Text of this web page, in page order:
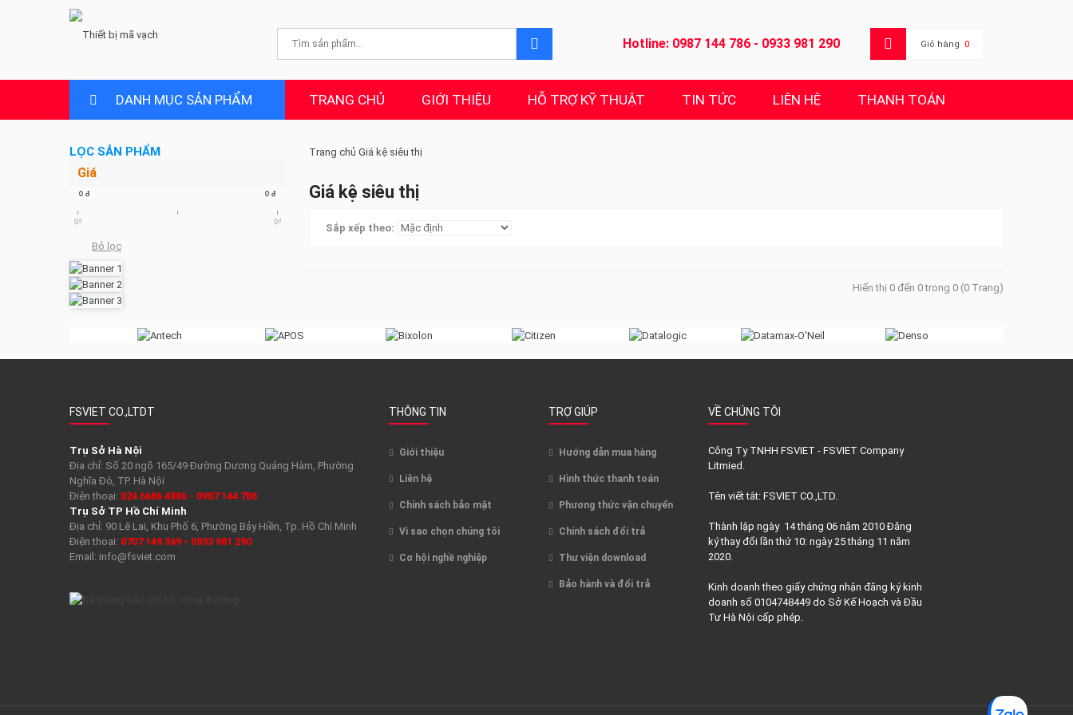
Hotline: 0987 144 786 - 0933 981 290 Giỏ hàng 0
TRANG CHỦ GIỚI THIỆU HỖ TRỢ KỸ THUẬT TIN TỨC LIÊN HỆ THANH TOÁN
DANH MỤC SẢN PHẨM
LỌC SẢN PHẨM
Giá
0 đ
0 đ
0₫ 0₫
Trang chủ Giá kệ siêu thị
Giá kệ siêu thị
Sắp xếp theo:
Hiển thị 0 đến 0 trong 0 (0 Trang)
FSVIET CO.,LTDT
Trụ Sở Hà Nội
Địa chỉ: Số 20 ngõ 165/49 Đường Dương Quảng Hàm, Phường
Nghĩa Đô, TP. Hà Nội
Điện thoại: 024 6686 4886 - 0987 144 786
Trụ Sở TP Hồ Chí Minh
Địa chỉ: 90 Lê Lai, Khu Phố 6, Phường Bảy Hiền, Tp. Hồ Chí Minh
Điện thoại: 0707 149 369 - 0933 981 290
Email: info@fsviet.com
THÔNG TIN
Giới thiệu
Liên hệ
Chính sách bảo mật
Vì sao chọn chúng tôi
Cơ hội nghề nghiệp
TRỢ GIÚP
Hướng dẫn mua hàng
Hình thức thanh toán
Phương thức vận chuyển
Chính sách đổi trả
Thư viện download
Bảo hành và đổi trả
VỀ CHÚNG TÔI
Công Ty TNHH FSVIET - FSVIET Company
Litmied.
Tên viết tắt: FSVIET CO.,LTD.
Thành lập ngày 14 tháng 06 năm 2010 Đăng
ký thay đổi lần thứ 10: ngày 25 tháng 11 năm
2020.
Kinh doanh theo giấy chứng nhận đăng ký kinh
doanh số 0104748449 do Sở Kế Hoạch và Đầu
Tư Hà Nội cấp phép.